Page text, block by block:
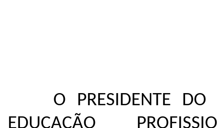
O PRESIDENTE DO
EDUCAÇÃO